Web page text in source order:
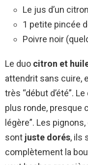
Le jus d’un citron
1 petite pincée
Poivre noir
Le duo citron et
attendrit sans cuire,
très “début d’été”.
plus ronde, presque
légère”. Les
sont juste dorés, ils
complètement la